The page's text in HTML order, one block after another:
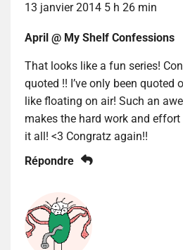
13 janvier 2014 5 h 26 min
April @ My Shelf Confessions
That looks like a fun series!
quoted !! I’ve only been quoted
like floating on air! Such an
makes the hard work and
it all! <3 Congratz again!!
Répondre